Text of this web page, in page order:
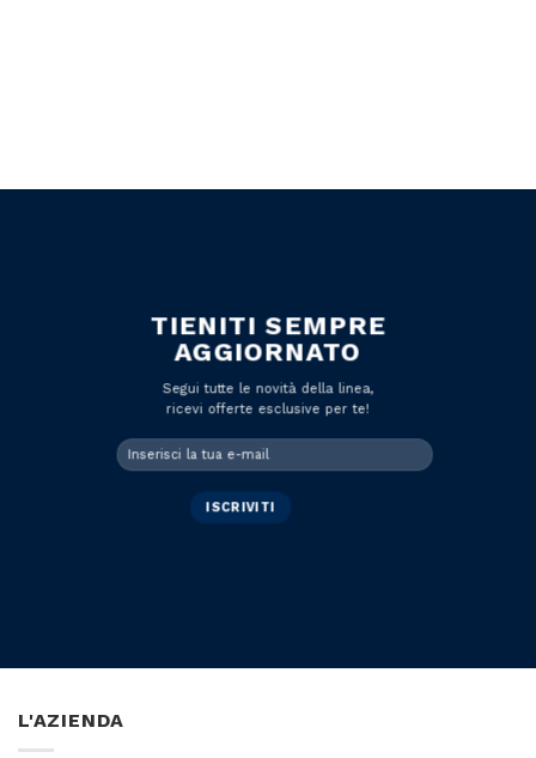
TIENITI SEMPRE
AGGIORNATO
Segui tutte le novità della linea,
ricevi offerte esclusive per te!
L'AZIENDA